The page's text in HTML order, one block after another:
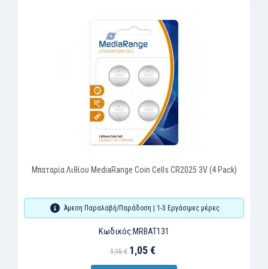
Μπαταρία Λιθίου MediaRange Coin Cells CR2025 3V (4 Pack)
Άμεση Παραλαβή/Παράδοση | 1-3 Εργάσιμες μέρες
Κωδικός:MRBAT131
1,15 € 1,05 €